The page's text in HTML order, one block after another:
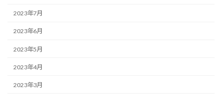
2023年7月
2023年6月
2023年5月
2023年4月
2023年3月